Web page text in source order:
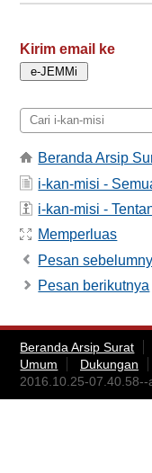
Kirim email ke
Beranda Arsip
i-kan-misi -
i-kan-misi -
Memperluas
Pesan
Pesan berikutnya
Beranda Arsip Surat
Umum
Dukungan
2016.10.25-07.40.58--